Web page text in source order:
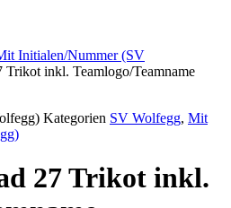
Initialen/Nummer (SV
Trikot inkl. Teamlogo/Teamname
Kategorien SV Wolfegg, Mit
27 Trikot inkl.